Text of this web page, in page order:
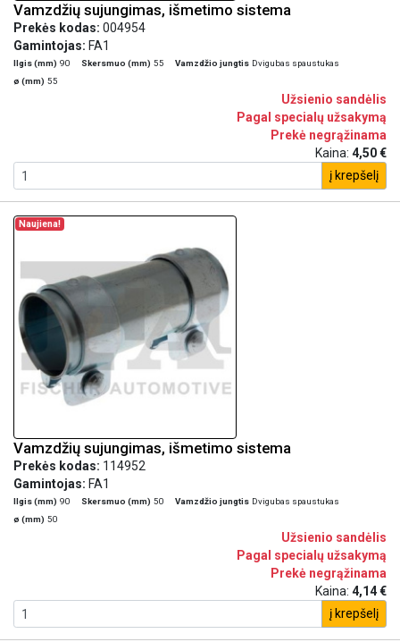
Vamzdžių sujungimas, išmetimo sistema
Prekės kodas: 004954
Gamintojas: FA1
Ilgis (mm) 90 Skersmuo (mm) 55 Vamzdžio jungtis Dvigubas spaustukas
ø (mm) 55
Užsienio sandėlis
Pagal specialų užsakymą
Prekė negrąžinama
Kaina: 4,50 €
į krepšelį
Naujiena!
Vamzdžių sujungimas, išmetimo sistema
Prekės kodas: 114952
Gamintojas: FA1
Ilgis (mm) 90 Skersmuo (mm) 50 Vamzdžio jungtis Dvigubas spaustukas
ø (mm) 50
Užsienio sandėlis
Pagal specialų užsakymą
Prekė negrąžinama
Kaina: 4,14 €
į krepšelį